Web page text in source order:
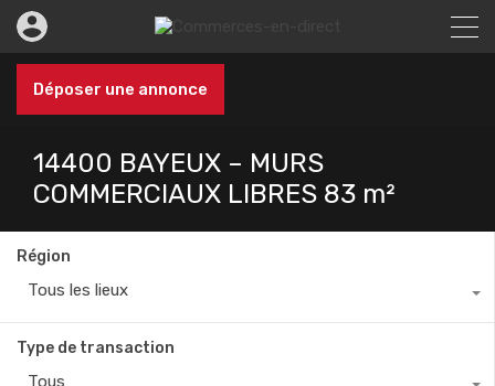
Déposer une annonce
14400 BAYEUX – MURS
COMMERCIAUX LIBRES 83 m²
Région
Tous les lieux
Type de transaction
Tous